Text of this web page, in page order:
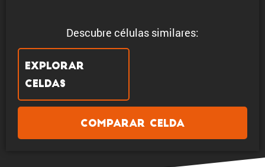
Descubre células similares:
Explorar
celdas
Comparar celda